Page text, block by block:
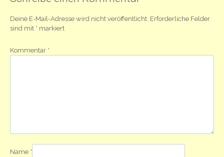
Deine E-Mail-Adresse wird nicht veröffentlicht. Erforderliche Felder
sind mit * markiert
Kommentar *
Name *